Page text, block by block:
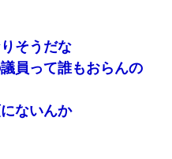
そうだな
員って誰もおらんの
ないんか